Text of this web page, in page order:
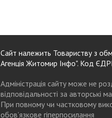
Сайт належить Товариству з
Агенція Житомир Інфо". Код
Адміністрація сайту може не
відповідальності за авторські
При повному чи частковому
обов’язкове гіперпосилання